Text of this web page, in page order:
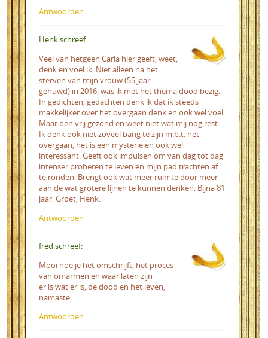
Antwoorden
Henk schreef:
Veel van hetgeen Carla hier geeft, weet,
denk en voel ik. Niet alleen na het
sterven van mijn vrouw (55 jaar
gehuwd) in 2016, was ik met het thema dood bezig.
In gedichten, gedachten denk ik dat ik steeds
makkelijker over het overgaan denk en ook wel voel.
Maar ben vrij gezond en weet niet wat mij nog rest.
Ik denk ook niet zoveel bang te zijn m.b.t. het
overgaan, het is een mysterie en ook wel
interessant. Geeft ook impulsen om van dag tot dag
intenser proberen te leven en mijn pad trachten af
te ronden. Brengt ook wat meer ruimte door meer
aan de wat grotere lijnen te kunnen denken. Bijna 81
jaar. Groet, Henk.
Antwoorden
fred schreef:
Mooi hoe je het omschrijft, het proces
van omarmen en waar laten zijn
er is wat er is, de dood en het leven,
namaste
Antwoorden